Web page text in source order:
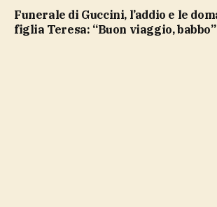
Funerale di Guccini, l’addio e le domande della
figlia Teresa: “Buon viaggio, babbo”